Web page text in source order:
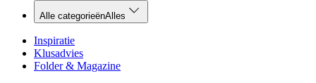
Alle categorieënAlles
Inspiratie
Klusadvies
Folder & Magazine